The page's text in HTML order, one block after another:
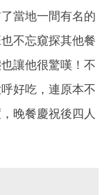
當地一間有名的
不忘窺探其他餐
讓他很驚嘆！不
好吃，連原本不
晚餐慶祝後四人